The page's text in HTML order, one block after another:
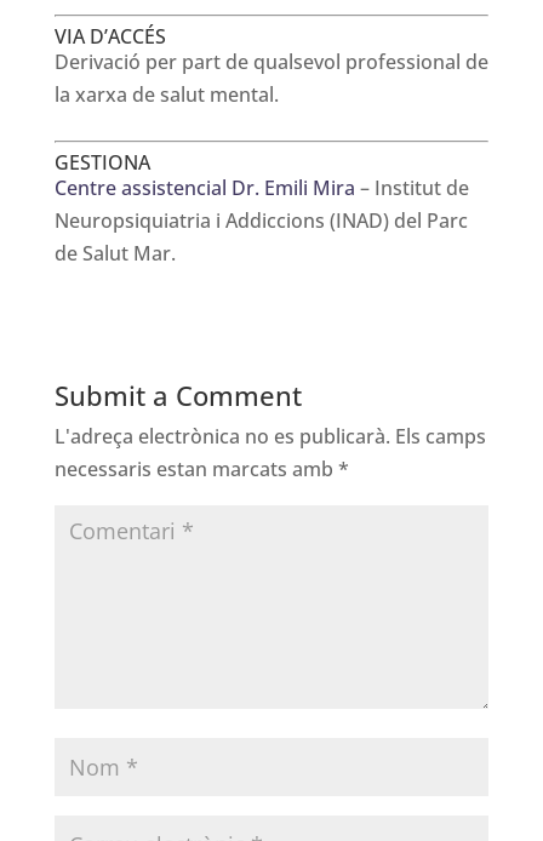
VIA D’ACCÉS
Derivació per part de qualsevol professional de
la xarxa de salut mental.
GESTIONA
Centre assistencial Dr. Emili Mira – Institut de
Neuropsiquiatria i Addiccions (INAD) del Parc
de Salut Mar.
Submit a Comment
L'adreça electrònica no es publicarà. Els camps
necessaris estan marcats amb *